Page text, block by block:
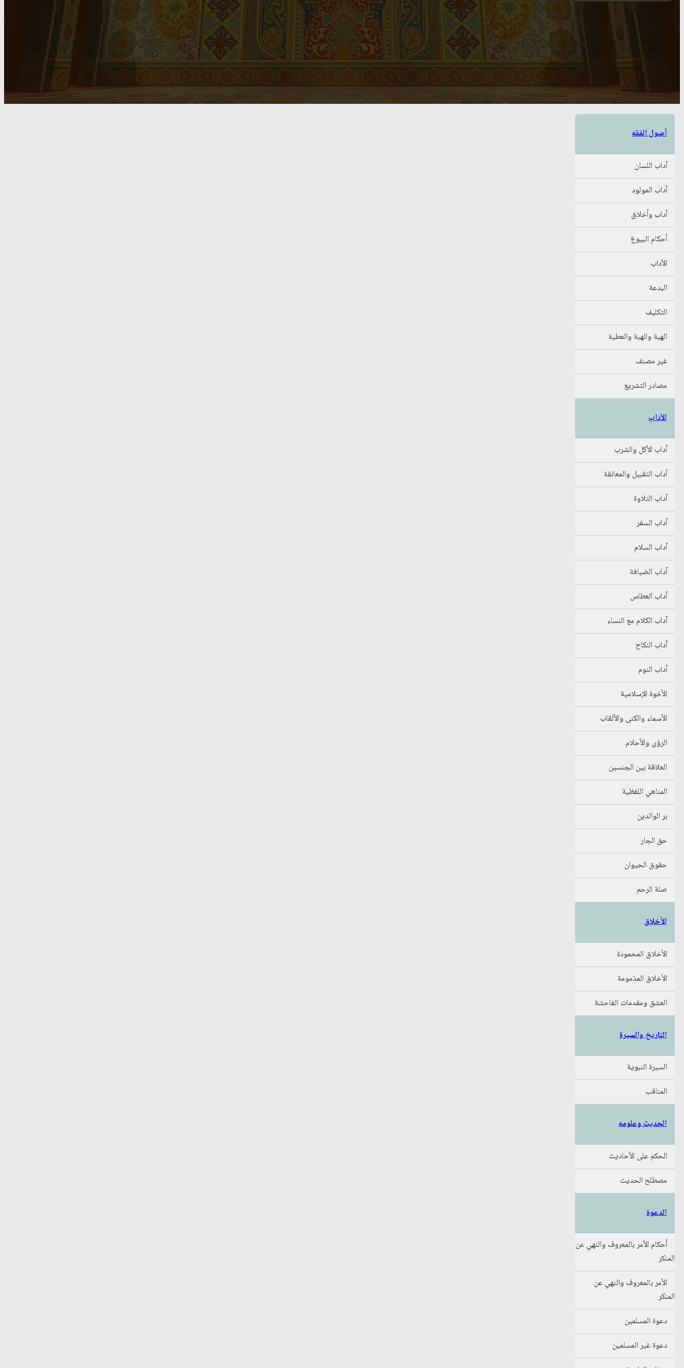
أصول الفقه
آداب اللسان
آداب المولود
آداب وأخلاق
أحكام البيوع
الآداب
البدعة
التكليف
الهبة والهبة والعطية
غير مصنف
مصادر التشريع
الآداب
آداب الأكل والشرب
آداب التقبيل والمعانقة
آداب التلاوة
آداب السفر
آداب السلام
آداب الضيافة
آداب العطاس
آداب الكلام مع النساء
آداب النكاح
آداب النوم
الأخوة الإسلامية
الأسماء والكنى والألقاب
الرؤى والأحلام
العلاقة بين الجنسين
المناهي اللفظية
بر الوالدين
حق الجار
حقوق الحيوان
صلة الرحم
الأخلاق
الأخلاق المحمودة
الأخلاق المذمومة
العشق ومقدمات الفاحشة
التاريخ والسيرة
السيرة النبوية
المناقب
الحديث وعلومه
الحكم على الأحاديث
مصطلح الحديث
الدعوة
أحكام الأمر بالمعروف والنهي عن
المنكر
الأمر بالمعروف والنهي عن
المنكر
دعوة المسلمين
دعوة غير المسلمين